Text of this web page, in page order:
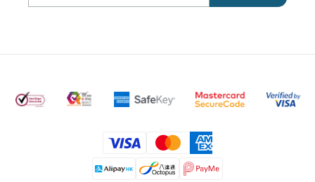
付
款
方